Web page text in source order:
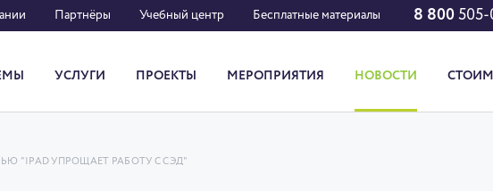
Партнёры Учебный центр Бесплатные материалы 8 800 505-
УСЛУГИ ПРОЕКТЫ МЕРОПРИЯТИЯ НОВОСТИ
"IPAD УПРОЩАЕТ РАБОТУ С СЭД"